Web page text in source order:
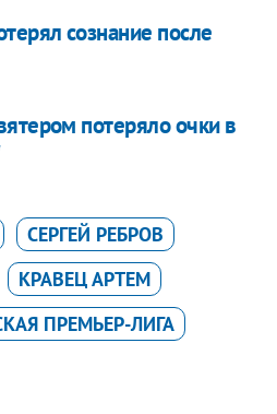
сознание после
потеряло очки в
СЕРГЕЙ РЕБРОВ
КРАВЕЦ АРТЕМ
ПРЕМЬЕР-ЛИГА